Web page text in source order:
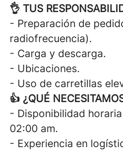
👌 TUS
- Preparación de
radiofrecuencia).
- Carga y descarga.
- Ubicaciones.
- Uso de carretillas
👍 ¿QUÉ
- Disponibilidad
02:00 am.
- Experiencia en